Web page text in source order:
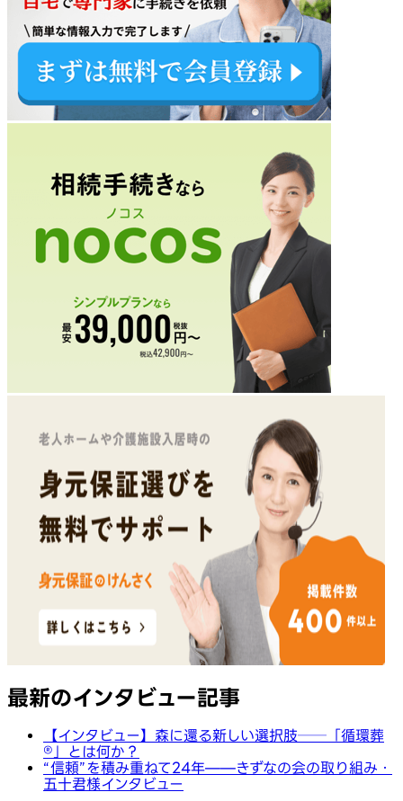
最新のインタビュー記事
【インタビュー】森に還る新しい選択肢──「循環葬
®︎」とは何か？
“信頼”を積み重ねて24年——きずなの会の取り組み・
五十君様インタビュー